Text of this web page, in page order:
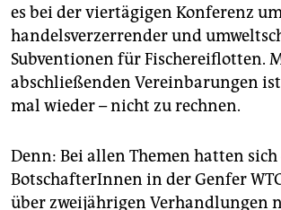
es bei der viertägigen Konferenz
handelsverzerrender und
Subventionen für Fischereiflotten.
abschließenden Vereinbarungen
mal wieder – nicht zu rechnen.
Denn: Bei allen Themen hatten
BotschafterInnen in der Genfer
über zweijährigen Verhandlungen